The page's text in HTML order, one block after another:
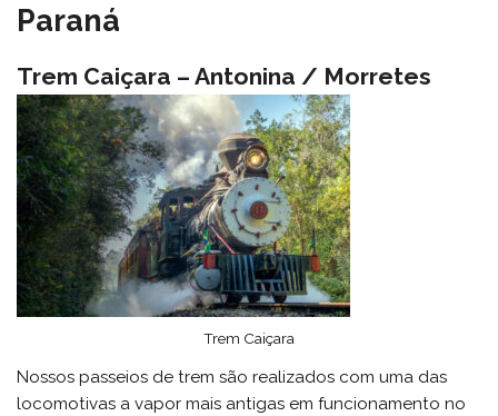
Paraná
Trem Caiçara – Antonina / Morretes
Trem Caiçara
Nossos passeios de trem são realizados com uma das
locomotivas a vapor mais antigas em funcionamento no